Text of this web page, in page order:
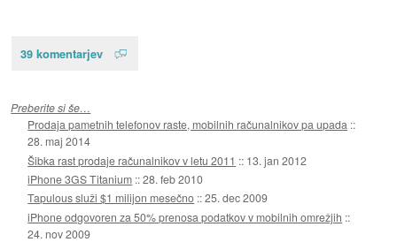
39 komentarjev
Preberite si še…
Prodaja pametnih telefonov raste, mobilnih računalnikov pa upada ::
28. maj 2014
Šibka rast prodaje računalnikov v letu 2011 :: 13. jan 2012
iPhone 3GS Titanium ::28. feb 2010
Tapulous služi $1 milijon mesečno ::25. dec 2009
iPhone odgovoren za 50% prenosa podatkov v mobilnih omrežjih ::
24. nov 2009